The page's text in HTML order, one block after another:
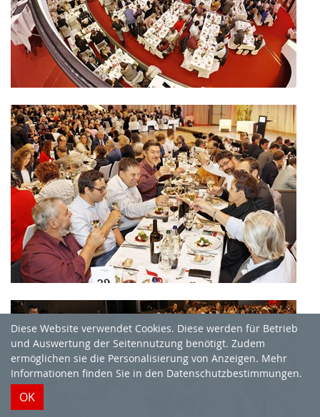
Diese Website verwendet Cookies. Diese werden für Betrieb
und Auswertung der Seitennutzung benötigt. Zudem
ermöglichen sie die Personalisierung von Anzeigen. Mehr
Informationen finden Sie in den Datenschutzbestimmungen.
OK